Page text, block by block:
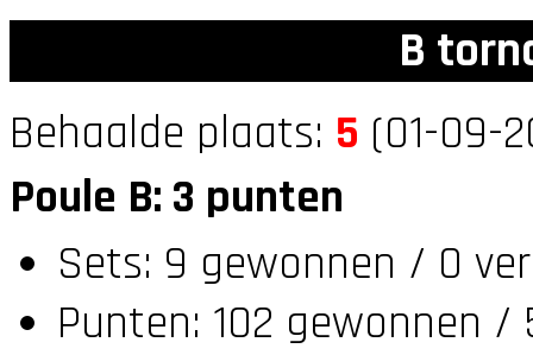
B
Behaalde plaats: 5 (01-09-
Poule B: 3 punten
Sets: 9 gewonnen / 0
Punten: 102 gewonnen /